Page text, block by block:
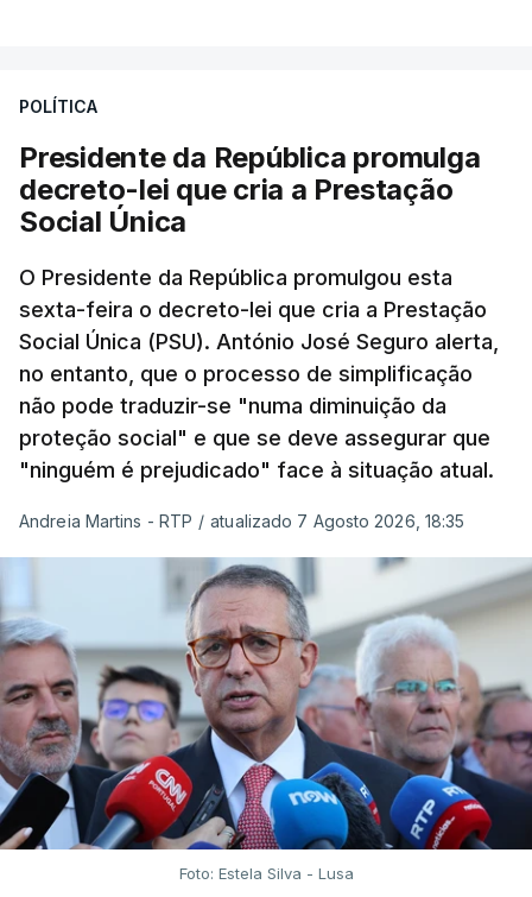
POLÍTICA
Presidente da República promulga
decreto-lei que cria a Prestação
Social Única
O Presidente da República promulgou esta
sexta-feira o decreto-lei que cria a Prestação
Social Única (PSU). António José Seguro alerta,
no entanto, que o processo de simplificação
não pode traduzir-se "numa diminuição da
proteção social" e que se deve assegurar que
"ninguém é prejudicado" face à situação atual.
Andreia Martins - RTP / atualizado 7 Agosto 2026, 18:35
Foto: Estela Silva - Lusa